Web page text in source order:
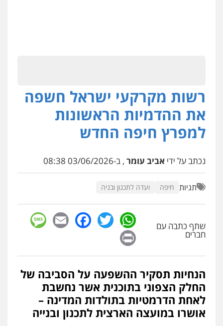
רשות מקרקעי ישראל חשפה
את ההדמיות הראשונות
למפרץ חיפה החדש
נכתב על ידי אביב עומר , ב-03/06/2026 08:38
תגיות חיפה ועדה לתכנון ובניה
שתף כתבה עם
חברים
WhatsApp
Twitter
Facebook
Email
הנחיות תסקיר ההשפעה על הסביבה של
החלק הצפוני בתוכנית אשר נחשבת
לאחת הדרמטיות בתולדות המדינה –
אושרו במועצה הארצית לתכנון ובנייה